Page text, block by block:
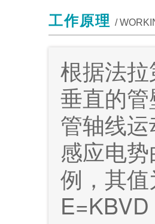
工作原理 /
根据法
垂直的
管轴线
感应电
例，其
E=KBVD